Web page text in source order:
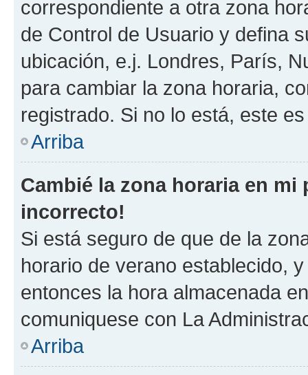
correspondiente a otra zona
de Control de Usuario y defina
ubicación, e.j. Londres, París,
para cambiar la zona horaria,
registrado. Si no lo está, este
Arriba
Cambié la zona horaria en
incorrecto!
Si está seguro de que de la
horario de verano establecido,
entonces la hora almacenada
comuniquese con La
Arriba